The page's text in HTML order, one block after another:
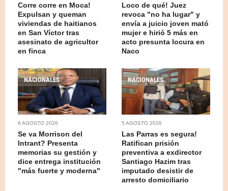
Corre corre en Moca!
Expulsan y queman
viviendas de haitianos
en San Víctor tras
asesinato de agricultor
en finca
Loco de qué! Juez
revoca "no ha lugar" y
envía a juicio joven mató
mujer e hirió 5 más en
acto presunta locura en
Naco
NACIONALES
6 AGOSTO 2026
Se va Morrison del
Intrant? Presenta
memorias su gestión y
dice entrega institución
"más fuerte y moderna"
NACIONALES
5 AGOSTO 2026
Las Parras es segura!
Ratifican prisión
preventiva a exdirector
Santiago Hazim tras
imputado desistir de
arresto domiciliario